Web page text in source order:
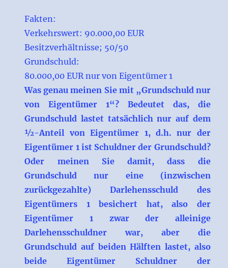
Fakten:
Verkehrswert: 90.000,00 EUR
Besitzverhältnisse; 50/50
Grundschuld:
80.000,00 EUR nur von Eigentümer 1
Was genau meinen Sie mit „Grundschuld nur
von Eigentümer 1“? Bedeutet das, die
Grundschuld lastet tatsächlich nur auf dem
½-Anteil von Eigentümer 1, d.h. nur der
Eigentümer 1 ist Schuldner der Grundschuld?
Oder meinen Sie damit, dass die
Grundschuld nur eine (inzwischen
zurückgezahlte) Darlehensschuld des
Eigentümers 1 besichert hat, also der
Eigentümer 1 zwar der alleinige
Darlehensschuldner war, aber die
Grundschuld auf beiden Hälften lastet, also
beide Eigentümer Schuldner der